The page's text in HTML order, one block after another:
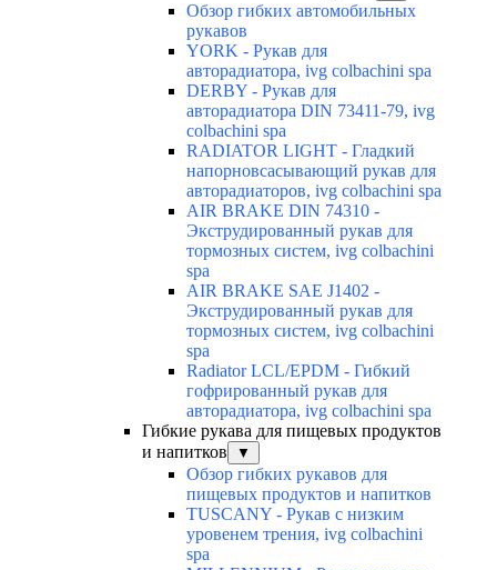
Обзор гибких автомобильных
рукавов
YORK - Рукав для
авторадиатора, ivg colbachini spa
DERBY - Рукав для
авторадиатора DIN 73411-79, ivg
colbachini spa
RADIATOR LIGHT - Гладкий
напорновсасывающий рукав для
авторадиаторов, ivg colbachini spa
AIR BRAKE DIN 74310 -
Экструдированный рукав для
тормозных систем, ivg colbachini
spa
AIR BRAKE SAE J1402 -
Экструдированный рукав для
тормозных систем, ivg colbachini
spa
Radiator LCL/EPDM - Гибкий
гофрированный рукав для
авторадиатора, ivg colbachini spa
Гибкие рукава для пищевых продуктов
и напитков
▼
Обзор гибких рукавов для
пищевых продуктов и напитков
TUSCANY - Рукав с низким
уровенем трения, ivg colbachini
spa